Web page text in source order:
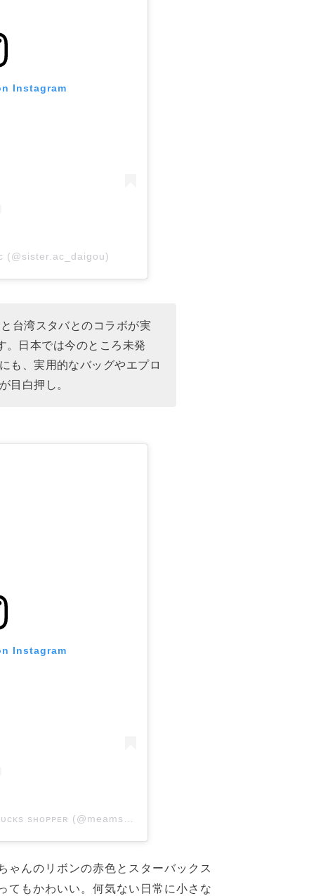
Instagram
(@sister.ac_daigou)
台湾スタバとのコラボが実
。日本では今のところ未発
も、実用的なバッグやエプロ
目白押し。
Instagram
ゃんのリボンの赤色とスターバックス
てもかわいい。何気ない日常に小さな